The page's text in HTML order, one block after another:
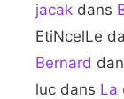
jacak dans
EtiNcelLe
Bernard
luc dans La